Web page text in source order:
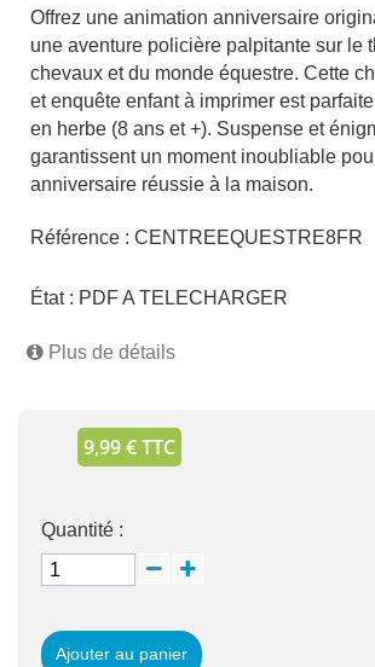
Offrez une animation anniversaire
une aventure policière palpitante sur le
chevaux et du monde équestre. Cette
et enquête enfant à imprimer est
en herbe (8 ans et +). Suspense et
garantissent un moment inoubliable
anniversaire réussie à la maison.
Référence : CENTREEQUESTRE8FR
État : PDF A TELECHARGER
Plus de détails
9,99 € TTC
Quantité :
Ajouter au panier